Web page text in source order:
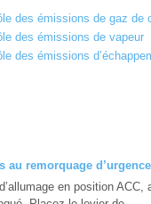
des émissions de gaz de
des émissions de vapeur
des émissions
au remorquage d’urgence
en position ACC,